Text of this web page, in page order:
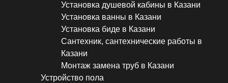
Установка душевой кабины в Казани
Установка ванны в Казани
Установка биде в Казани
Сантехник, сантехнические работы в
Казани
Монтаж замена труб в Казани
Устройство пола